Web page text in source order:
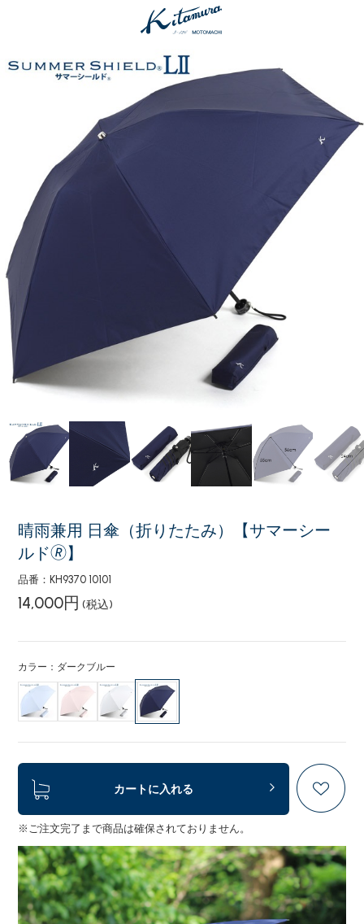
晴雨兼用 日傘（折りたたみ）【サマーシー
ルド🄬】
品番：KH9370 10101
14,000円 (税込)
カラー：ダークブルー
カートに入れる
※ご注文完了まで商品は確保されておりません。